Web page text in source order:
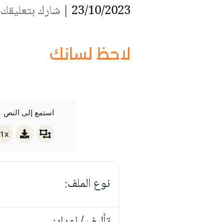
23/10/2023 | شارك بتعليقك
لاحظ لسانك
استمع إلى النص
1x
نوع الملف: